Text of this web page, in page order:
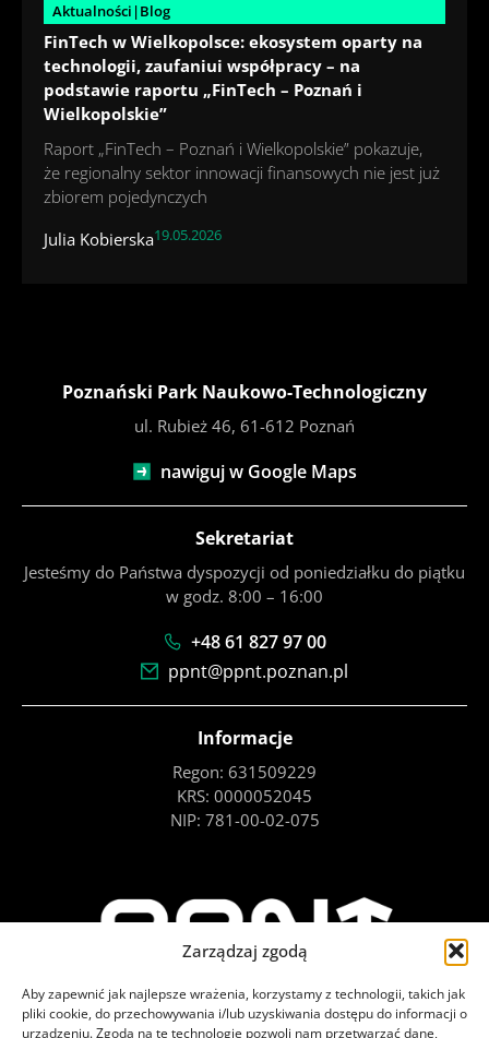
Zarządzaj zgodą
Aby zapewnić jak najlepsze wrażenia, korzystamy z technologii, takich jak
pliki cookie, do przechowywania i/lub uzyskiwania dostępu do informacji o
urządzeniu. Zgoda na te technologie pozwoli nam przetwarzać dane,
Aktualności|Blog
FinTech w Wielkopolsce: ekosystem oparty na
technologii, zaufaniui współpracy – na
podstawie raportu „FinTech – Poznań i
Wielkopolskie”
Raport „FinTech – Poznań i Wielkopolskie” pokazuje,
że regionalny sektor innowacji finansowych nie jest już
zbiorem pojedynczych
Julia Kobierska19.05.2026
Poznański Park Naukowo-Technologiczny
ul. Rubież 46, 61-612 Poznań
nawiguj w Google Maps
Sekretariat
Jesteśmy do Państwa dyspozycji od poniedziałku do piątku
w godz. 8:00 – 16:00
+48 61 827 97 00
ppnt@ppnt.poznan.pl
Informacje
Regon: 631509229
KRS: 0000052045
NIP: 781-00-02-075